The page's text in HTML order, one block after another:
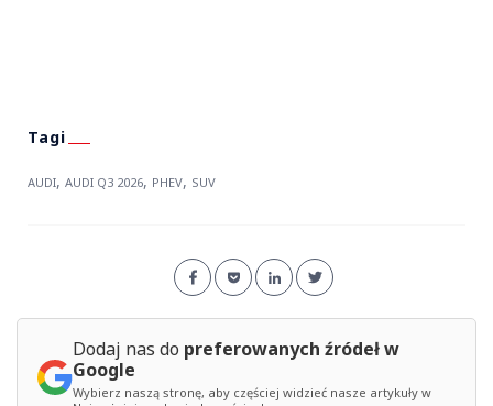
AUDI, AUDI Q3 2026, PHEV, SUV
Dodaj nas do preferowanych źródeł w
Google
Wybierz naszą stronę, aby częściej widzieć nasze artykuły w